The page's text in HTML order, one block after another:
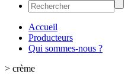
Accueil
Producteurs
Qui sommes-nous ?
> crème